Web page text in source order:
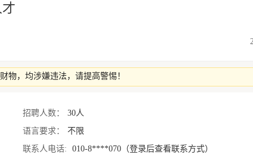
物，均涉嫌违法，请提高警惕！
招聘人数：
30人
语言要求：
不限
联系人电话:
010-8****070（登录后查看联系方式）